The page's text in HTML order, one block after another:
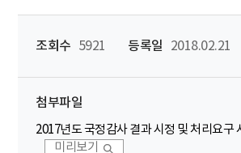
조회수 5921 등록일 2018.02.21
첨부파일
2017년도 국정감사 결과 시정 및 처리요구
미리보기